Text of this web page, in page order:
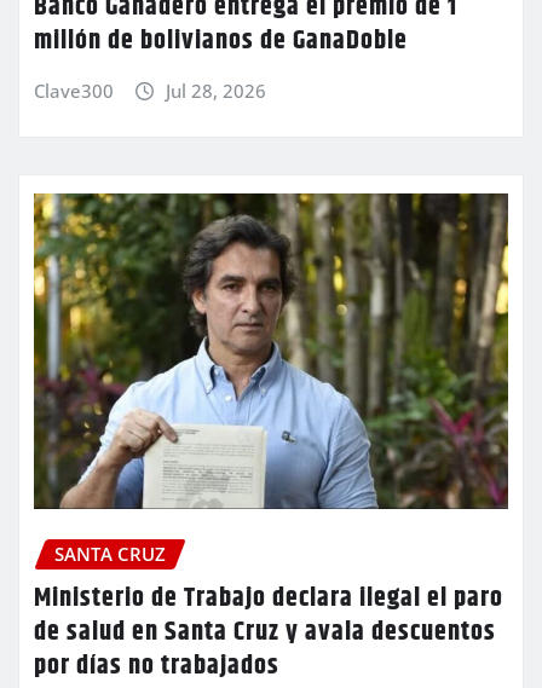
millón de bolivianos de GanaDoble
Clave300 Jul 28, 2026
SANTA CRUZ
Ministerio de Trabajo declara ilegal el paro
de salud en Santa Cruz y avala descuentos
por días no trabajados